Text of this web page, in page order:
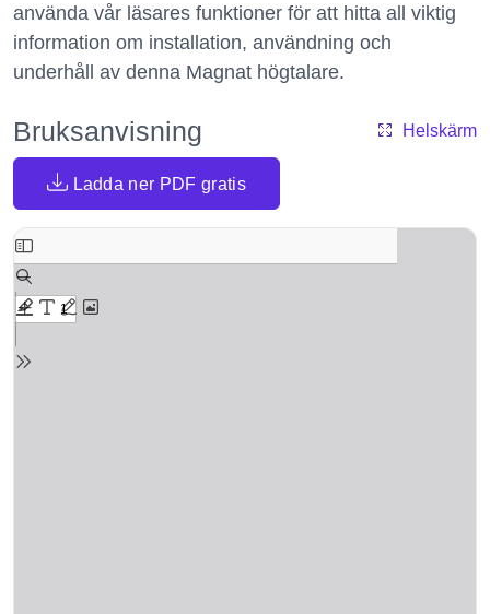
använda vår läsares funktioner för att hitta all viktig
information om installation, användning och
underhåll av denna Magnat högtalare.
Bruksanvisning Helskärm
Ladda ner PDF gratis